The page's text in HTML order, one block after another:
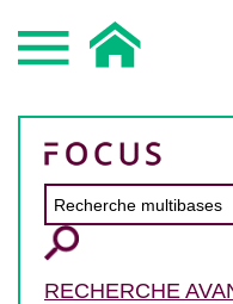
RECHERCHE